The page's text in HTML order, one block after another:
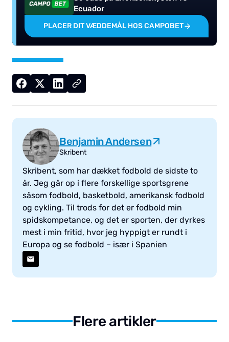
Ecuador
PLACER DIT VÆDDEMÅL HOS CAMPOBET
Benjamin Andersen
Skribent
Skribent, som har dækket fodbold de sidste to
år. Jeg går op i flere forskellige sportsgrene
såsom fodbold, basketbold, amerikansk fodbold
og cykling. Til trods for det er fodbold min
spidskompetance, og det er sporten, der dyrkes
mest i min fritid, hvor jeg hyppigt er rundt i
Europa og se fodbold – især i Spanien
Flere artikler